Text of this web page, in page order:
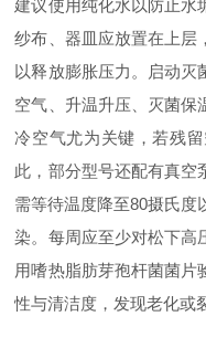
建议使用纯化水以防止水
纱布、器皿应放置在上层
以释放膨胀压力。启动灭
空气、升温升压、灭菌保
冷空气尤为关键，若残
此，部分型号还配有真空
需等待温度降至80摄氏度
染。每周应至少对松下高
用嗜热脂肪芽孢杆菌菌片
性与清洁度，发现老化或